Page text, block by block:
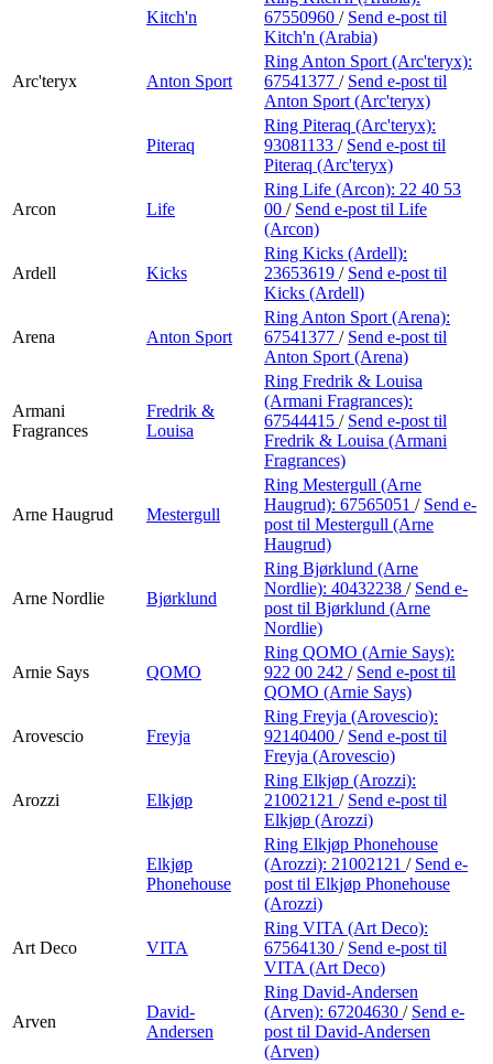
Kitch'n
67550960 / Send e-post til
Kitch'n (Arabia)
Arc'teryx Anton Sport
Ring Anton Sport (Arc'teryx):
67541377 / Send e-post til
Anton Sport (Arc'teryx)
Piteraq
Ring Piteraq (Arc'teryx):
93081133 / Send e-post til
Piteraq (Arc'teryx)
Arcon Life
Ring Life (Arcon): 22 40 53
00 / Send e-post til Life
(Arcon)
Ardell Kicks
Ring Kicks (Ardell):
23653619 / Send e-post til
Kicks (Ardell)
Arena Anton Sport
Ring Anton Sport (Arena):
67541377 / Send e-post til
Anton Sport (Arena)
Armani
Fragrances
Fredrik &
Louisa
Ring Fredrik & Louisa
(Armani Fragrances):
67544415 / Send e-post til
Fredrik & Louisa (Armani
Fragrances)
Arne Haugrud Mestergull
Ring Mestergull (Arne
Haugrud): 67565051 / Send e-
post til Mestergull (Arne
Haugrud)
Arne Nordlie Bjørklund
Ring Bjørklund (Arne
Nordlie): 40432238 / Send e-
post til Bjørklund (Arne
Nordlie)
Arnie Says QOMO
Ring QOMO (Arnie Says):
922 00 242 / Send e-post til
QOMO (Arnie Says)
Arovescio Freyja
Ring Freyja (Arovescio):
92140400 / Send e-post til
Freyja (Arovescio)
Arozzi Elkjøp
Ring Elkjøp (Arozzi):
21002121 / Send e-post til
Elkjøp (Arozzi)
Elkjøp
Phonehouse
Ring Elkjøp Phonehouse
(Arozzi): 21002121 / Send e-
post til Elkjøp Phonehouse
(Arozzi)
Art Deco VITA
Ring VITA (Art Deco):
67564130 / Send e-post til
VITA (Art Deco)
Arven
David-
Andersen
Ring David-Andersen
(Arven): 67204630 / Send e-
post til David-Andersen
(Arven)